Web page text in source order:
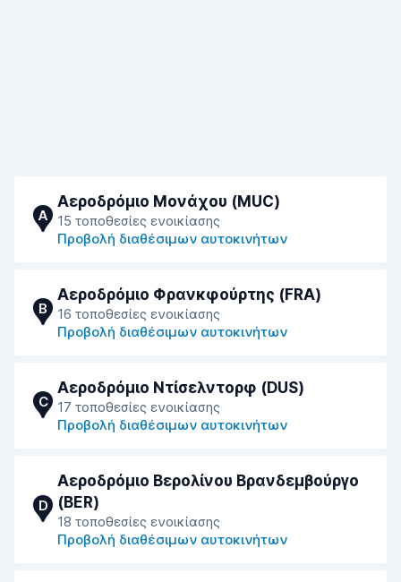
A
Αεροδρόμιο Μονάχου (MUC)
15 τοποθεσίες ενοικίασης
Προβολή διαθέσιμων αυτοκινήτων
B
Αεροδρόμιο Φρανκφούρτης (FRA)
16 τοποθεσίες ενοικίασης
Προβολή διαθέσιμων αυτοκινήτων
C
Αεροδρόμιο Ντίσελντορφ (DUS)
17 τοποθεσίες ενοικίασης
Προβολή διαθέσιμων αυτοκινήτων
D
Αεροδρόμιο Βερολίνου Βρανδεμβούργο
(BER)
18 τοποθεσίες ενοικίασης
Προβολή διαθέσιμων αυτοκινήτων